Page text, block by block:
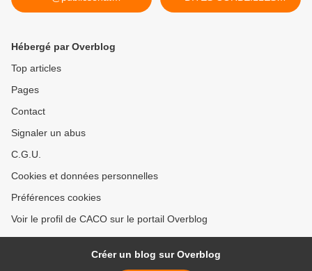
@HerveMarseille...
COMPACTRICES SUR LE
Hébergé par Overblog
Top articles
Pages
Contact
Signaler un abus
C.G.U.
Cookies et données personnelles
Préférences cookies
Voir le profil de CACO sur le portail Overblog
Créer un blog sur Overblog